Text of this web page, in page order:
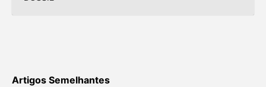
Artigos Semelhantes